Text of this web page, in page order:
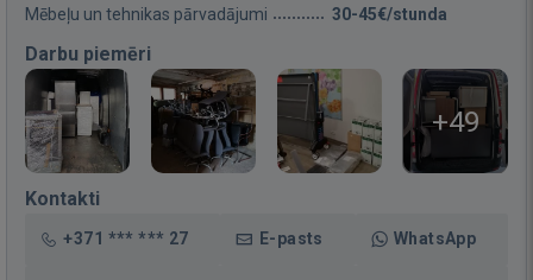
Mēbeļu un tehnikas pārvadājumi 30-45€/stunda
Darbu piemēri
+49
Kontakti
+371 *** *** 27 E-pasts WhatsApp